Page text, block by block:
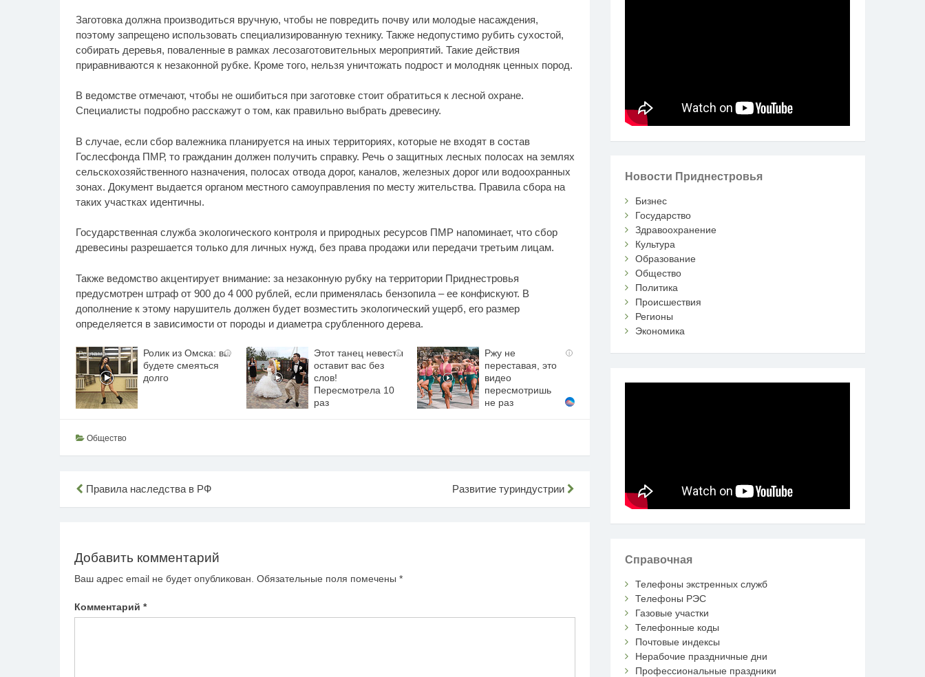
Заготовка должна производиться вручную, чтобы не повредить почву или молодые насаждения,
поэтому запрещено использовать специализированную технику. Также недопустимо рубить сухостой,
собирать деревья, поваленные в рамках лесозаготовительных мероприятий. Такие действия
приравниваются к незаконной рубке. Кроме того, нельзя уничтожать подрост и молодняк ценных пород.
В ведомстве отмечают, чтобы не ошибиться при заготовке стоит обратиться к лесной охране.
Специалисты подробно расскажут о том, как правильно выбрать древесину.
В случае, если сбор валежника планируется на иных территориях, которые не входят в состав
Гослесфонда ПМР, то гражданин должен получить справку. Речь о защитных лесных полосах на землях
сельскохозяйственного назначения, полосах отвода дорог, каналов, железных дорог или водоохранных
зонах. Документ выдается органом местного самоуправления по месту жительства. Правила сбора на
таких участках идентичны.
Государственная служба экологического контроля и природных ресурсов ПМР напоминает, что сбор
древесины разрешается только для личных нужд, без права продажи или передачи третьим лицам.
Также ведомство акцентирует внимание: за незаконную рубку на территории Приднестровья
предусмотрен штраф от 900 до 4 000 рублей, если применялась бензопила – ее конфискуют. В
дополнение к этому нарушитель должен будет возместить экологический ущерб, его размер
определяется в зависимости от породы и диаметра срубленного дерева.
i
Ролик из Омска: вы
будете смеяться
долго
i
Этот танец невесты
оставит вас без
слов!
Пересмотрела 10
раз
i
Ржу не
переставая, это
видео
пересмотришь
не раз
Общество
Навигация
по
Правила наследства в РФ Развитие туриндустрии
Добавить комментарий
Ваш адрес email не будет опубликован. Обязательные поля помечены *
Комментарий *
Новости Приднестровья
Бизнес
Государство
Здравоохранение
Культура
Образование
Общество
Политика
Происшествия
Регионы
Экономика
Справочная
Телефоны экстренных служб
Телефоны РЭС
Газовые участки
Телефонные коды
Почтовые индексы
Нерабочие праздничные дни
Профессиональные праздники